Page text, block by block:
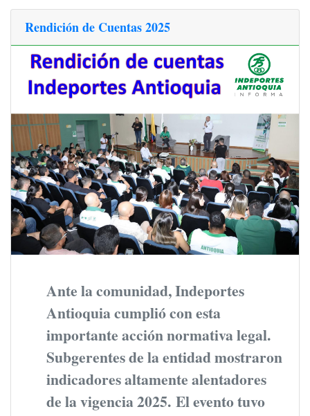
Rendición de Cuentas 2025
Ante la comunidad, Indeportes
Antioquia cumplió con esta
importante acción normativa legal.
Subgerentes de la entidad mostraron
indicadores altamente alentadores
de la vigencia 2025.Eleventotuvo